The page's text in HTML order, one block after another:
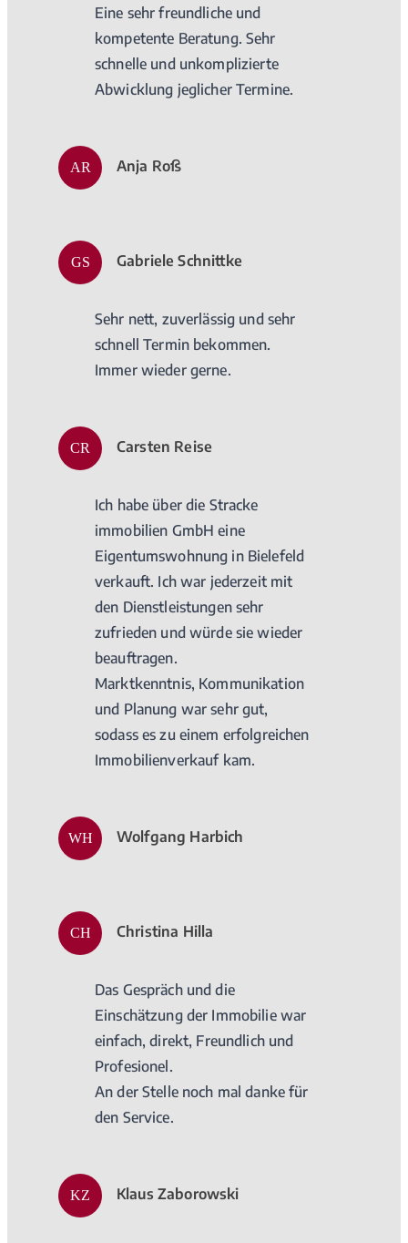
Eine sehr freundliche und
kompetente Beratung. Sehr
schnelle und unkomplizierte
Abwicklung jeglicher Termine.
AR Anja Roß
GS Gabriele Schnittke
Sehr nett, zuverlässig und sehr
schnell Termin bekommen.
Immer wieder gerne.
CR Carsten Reise
Ich habe über die Stracke
immobilien GmbH eine
Eigentumswohnung in Bielefeld
verkauft. Ich war jederzeit mit
den Dienstleistungen sehr
zufrieden und würde sie wieder
beauftragen.
Marktkenntnis, Kommunikation
und Planung war sehr gut,
sodass es zu einem erfolgreichen
Immobilienverkauf kam.
WH Wolfgang Harbich
CH Christina Hilla
Das Gespräch und die
Einschätzung der Immobilie war
einfach, direkt, Freundlich und
Profesionel.
An der Stelle noch mal danke für
den Service.
KZ Klaus Zaborowski